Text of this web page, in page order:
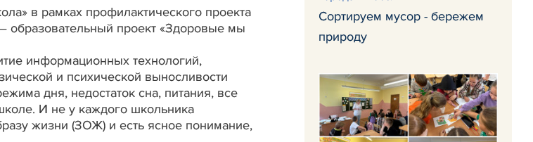
в рамках профилактического проекта
образовательный проект «Здоровые мы
информационных технологий,
и психической выносливости
дня, недостаток сна, питания, все
И не у каждого школьника
жизни (ЗОЖ) и есть ясное понимание,
Сортируем мусор - бережем
природу